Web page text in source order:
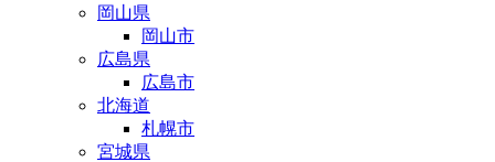
岡山県
岡山市
広島県
広島市
北海道
札幌市
宮城県